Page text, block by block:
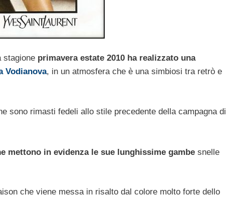
stagione primavera estate 2010 ha realizzato una
Vodianova, in un atmosfera che è una simbiosi tra retrò e
sono rimasti fedeli allo stile precedente della campagna di
mettono in evidenza le sue lunghissime gambe snelle
che viene messa in risalto dal colore molto forte dello